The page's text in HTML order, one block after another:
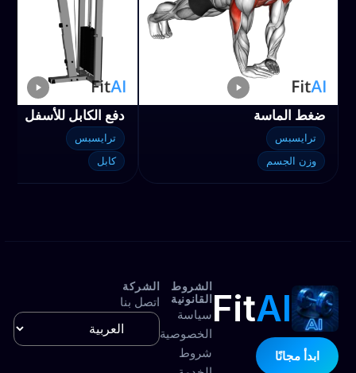
ضغط الماسة
ترايسبس
وزن الجسم
دفع الكابل للأسفل
ترايسبس
كابل
FitAI
ابدأ مجانًا
الشروط
القانونية
سياسة
الخصوصية
شروط
الشركة
اتصل بنا